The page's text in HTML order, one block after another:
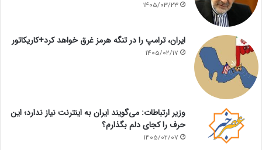
1405/03/23
ایران، ترامپ را در تنگه هرمز غرق خواهد کرد+کاریکاتور
1405/02/17
وزیر ارتباطات: می‌گویند ایران به اینترنت نیاز ندارد؛ این
حرف را کجای دلم بگذارم؟
1405/02/07